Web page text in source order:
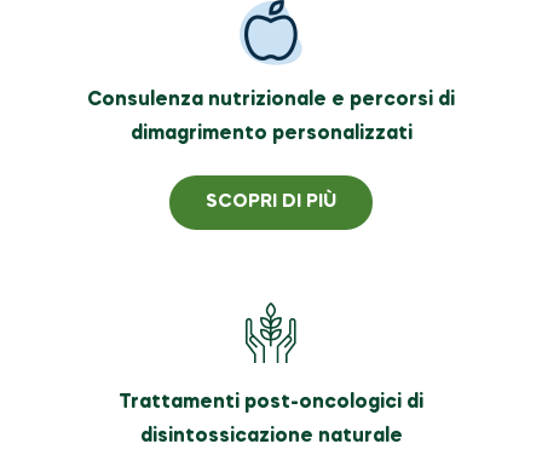
Consulenza nutrizionale e percorsi di
dimagrimento personalizzati
SCOPRI DI PIÙ
Trattamenti post-oncologici di
disintossicazione naturale